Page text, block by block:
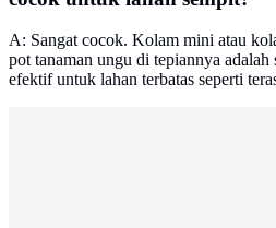
A: Sangat cocok. Kolam mini atau
pot tanaman ungu di tepiannya adalah
efektif untuk lahan terbatas seperti